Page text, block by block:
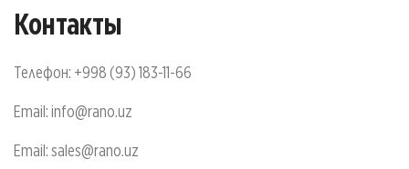
Контакты
Телефон: +998 (93) 183-11-66
Email:info@rano.uz
Email:sales@rano.uz